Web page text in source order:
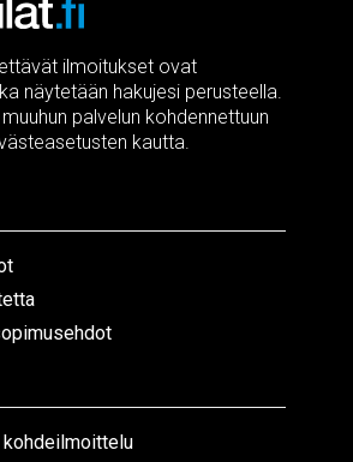
ilmoitukset ovat
näytetään hakujesi perusteella.
palvelun kohdennettuun
kautta.